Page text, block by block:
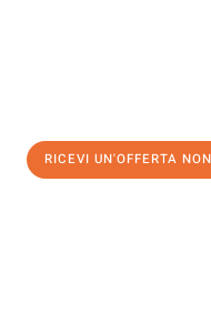
RICEVI UN'OFFERTA